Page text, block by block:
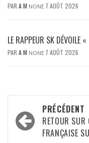
PAR A M NONE 7 AOÛT 2026
LE RAPPEUR SK DÉVOILE
PAR A M NONE 7 AOÛT 2026
Navigation
d’article
PRÉCÉDENT
RETOUR SUR
FRANÇAISE